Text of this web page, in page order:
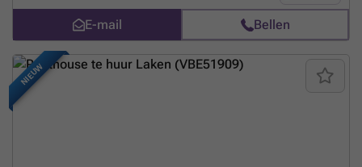
woningen. Prachtig appartement met 2 slaapkamers. Dit appartement
is als volgt ingedeeld: hal, apart toilet, woonkamer met volledig
uitgeruste open keuken (keramische kookplaat, oven, koelkast,
vaatwasser, wasruimte), 2 slaapkamers, badkamer, terras. Kosten:
195 € (verwarming, gemeenschappelijke kosten,
aansprakelijkheidsverzekering, beheerskosten). Voor meer informatie
E-mail Bellen
NIEUW